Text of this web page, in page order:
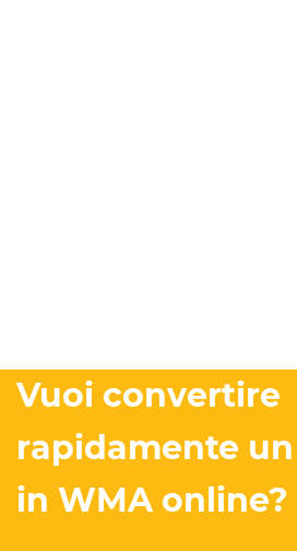
Vuoi convertire
rapidamente
in WMA online?